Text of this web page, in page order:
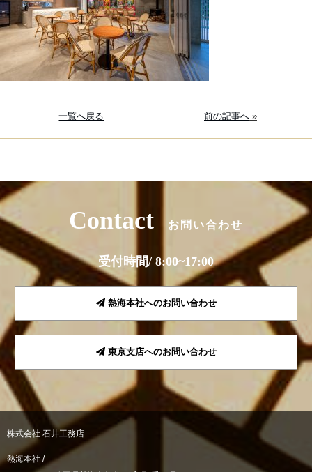
一覧へ戻る 前の記事へ»
Contact お問い合わせ
受付時間/ 8:00~17:00
熱海本社へのお問い合わせ
東京支店へのお問い合わせ
株式会社 石井工務店
熱海本社 /